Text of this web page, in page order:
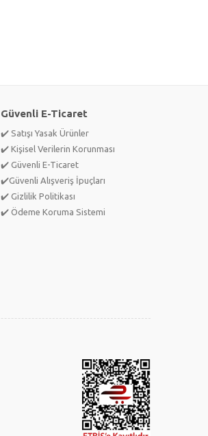
Güvenli E-Ticaret
✔️ Satışı Yasak Ürünler
✔️ Kişisel Verilerin Korunması
✔️ Güvenli E-Ticaret
✔️Güvenli Alışveriş İpuçları
✔️ Gizlilik Politikası
✔️ Ödeme Koruma Sistemi